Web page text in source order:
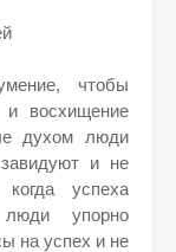
чтобы
и восхищение
духом люди
и не
успеха
упорно
на успех и не